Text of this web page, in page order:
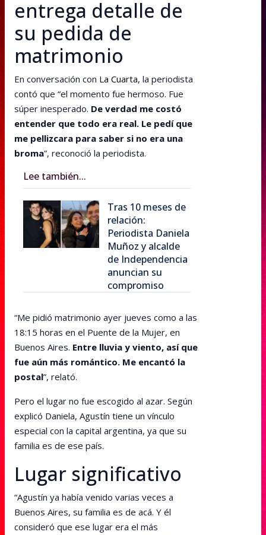
entrega detalle de
su pedida de
matrimonio
En conversación con La Cuarta, la periodista
contó que “el momento fue hermoso. Fue
súper inesperado. De verdad me costó
entender que todo era real. Le pedí que
me pellizcara para saber si no era una
broma”, reconoció la periodista.
Lee también...
Tras 10 meses de
relación:
Periodista Daniela
Muñoz y alcalde
de Independencia
anuncian su
compromiso
“Me pidió matrimonio ayer jueves como a las
18:15 horas en el Puente de la Mujer, en
Buenos Aires. Entre lluvia y viento, así que
fue aún más romántico. Me encantó la
postal”, relató.
Pero el lugar no fue escogido al azar. Según
explicó Daniela, Agustín tiene un vínculo
especial con la capital argentina, ya que su
familia es de ese país.
Lugar significativo
“Agustín ya había venido varias veces a
Buenos Aires, su familia es de acá. Y él
consideró que ese lugar era el más